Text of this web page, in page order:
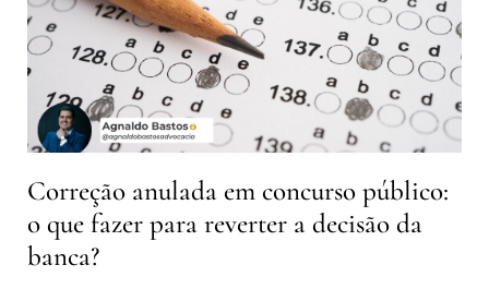
Correção anulada em concurso público:
o que fazer para reverter a decisão da
banca?